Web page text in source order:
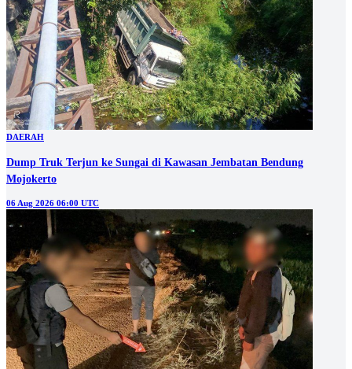
DAERAH
Dump Truk Terjun ke Sungai di Kawasan Jembatan Bendung
Mojokerto
06 Aug 2026 06:00 UTC